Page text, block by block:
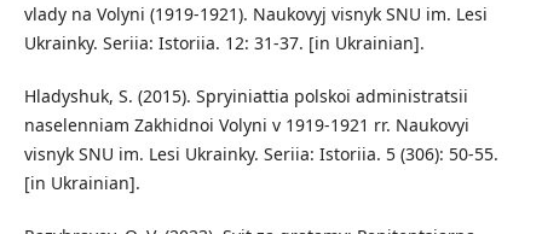
vlady na Volyni (1919-1921). Naukovyj visnyk SNU im. Lesi
Ukrainky. Seriia: Istoriia. 12: 31-37. [in Ukrainian].
Hladyshuk, S. (2015). Spryiniattia polskoi administratsii
naselenniam Zakhidnoi Volyni v 1919-1921 rr. Naukovyi
visnyk SNU im. Lesi Ukrainky. Seriia: Istoriia. 5 (306): 50-55.
[in Ukrainian].